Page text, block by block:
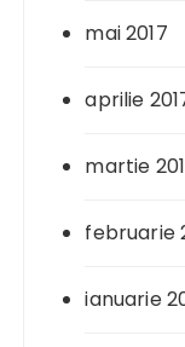
mai 2017
aprilie
martie
februarie
ianuarie